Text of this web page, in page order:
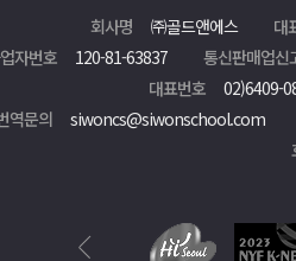
회사명 ㈜골드앤에스
대
자번호
120-81-63837
통신판매업신
대표번호
02)6409-
역문의
siwoncs@siwonschool.com